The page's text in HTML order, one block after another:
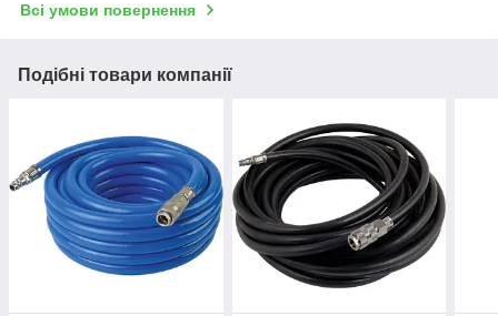
Всі умови повернення
Подібні товари компанії